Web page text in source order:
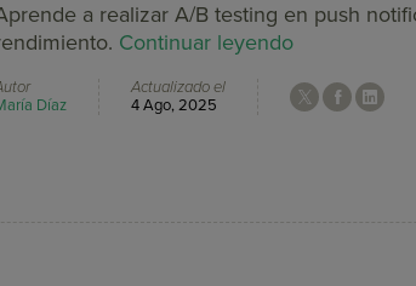
a realizar A/B testing en push
Continuar leyendo
Díaz
Actualizado el
4 Ago, 2025